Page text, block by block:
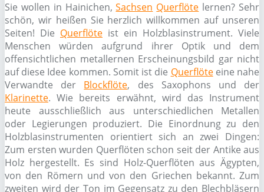
Sie wollen in Hainichen,Sachsen Querflöte lernen? Sehr
schön, wir heißen Sie herzlich willkommen auf unseren
Seiten! Die Querflöte ist ein Holzblasinstrument. Viele
Menschen würden aufgrund ihrer Optik und dem
offensichtlichen metallernen Erscheinungsbild gar nicht
auf diese Idee kommen. Somit ist die Querflöteeine nahe
Verwandte der Blockflöte, des Saxophons und der
Klarinette. Wie bereits erwähnt, wird das Instrument
heute ausschließlich aus unterschiedlichen Metallen
oder Legierungen produziert. Die Einordnung zu den
Holzblasinstrumenten orientiert sich an zwei Dingen:
Zum ersten wurden Querflöten schon seit der Antike aus
Holz hergestellt. Es sind Holz-Querflöten aus Ägypten,
von den Römern und von den Griechen bekannt. Zum
zweiten wird der Ton im Gegensatz zu den Blechbläsern